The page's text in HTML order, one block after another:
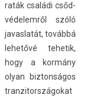
raták családi csőd­
védelem­ről szóló
javas­latát, továbbá
lehetővé tehetik,
hogy a kormány
olyan bi­zton­ságos
tran­zitországokat